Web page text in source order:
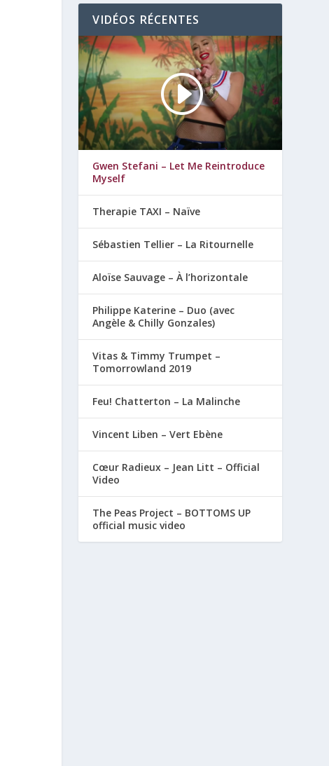
VIDÉOS RÉCENTES
Gwen Stefani – Let Me Reintroduce
Myself
Therapie TAXI – Naïve
Sébastien Tellier – La Ritournelle
Aloïse Sauvage – À l’horizontale
Philippe Katerine – Duo (avec
Angèle & Chilly Gonzales)
Vitas & Timmy Trumpet –
Tomorrowland 2019
Feu! Chatterton – La Malinche
Vincent Liben – Vert Ebène
Cœur Radieux – Jean Litt – Official
Video
The Peas Project – BOTTOMS UP
official music video